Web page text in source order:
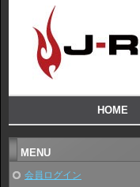
HOME
MENU
会員ログイン